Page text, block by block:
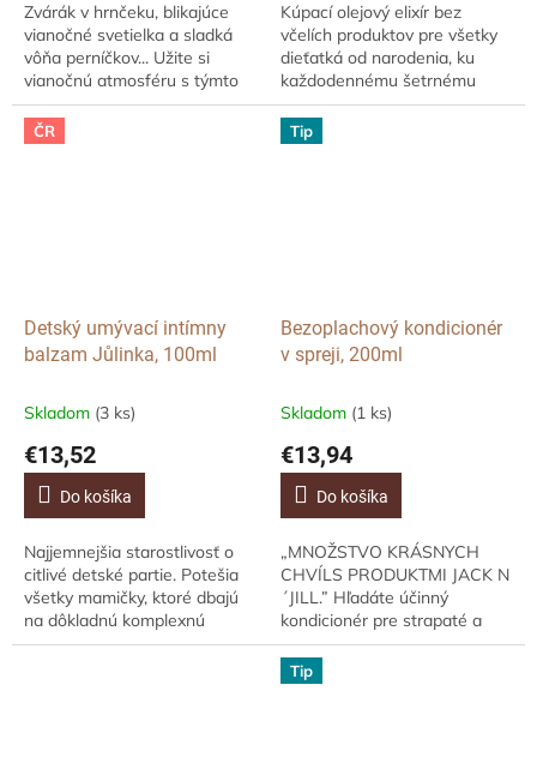
Zvárák v hrnčeku, blikajúce
vianočné svetielka a sladká
vôňa perníčkov... Užite si
vianočnú atmosféru s týmto
úžasným tekutým mydlom v
keramickej perníkovej
chalúpke!...
Kúpací olejový elixír bez
včelích produktov pre všetky
dieťatká od narodenia, ku
každodennému šetrnému
umývaniu celého tela. Na
každodenné šetrné umývanie
celého tela Jemná,...
ČR
Detský umývací intímny
balzam Jůlinka, 100ml
Skladom (3 ks)
€13,52
Do košíka
Najjemnejšia starostlivosť o
citlivé detské partie. Potešia
všetky mamičky, ktoré dbajú
na dôkladnú komplexnú
hygienu svojich najmenších.
Tip
Bezoplachový kondicionér
v spreji, 200ml
Skladom (1 ks)
€13,94
Do košíka
„MNOŽSTVO KRÁSNYCH
CHVÍLS PRODUKTMI JACK N
´JILL.” Hľadáte účinný
kondicionér pre strapaté a
elektrizujúce vlásky?Prírodný
bezoplachový kondicionér
Jack N´Jill v spreji napomáha...
Tip